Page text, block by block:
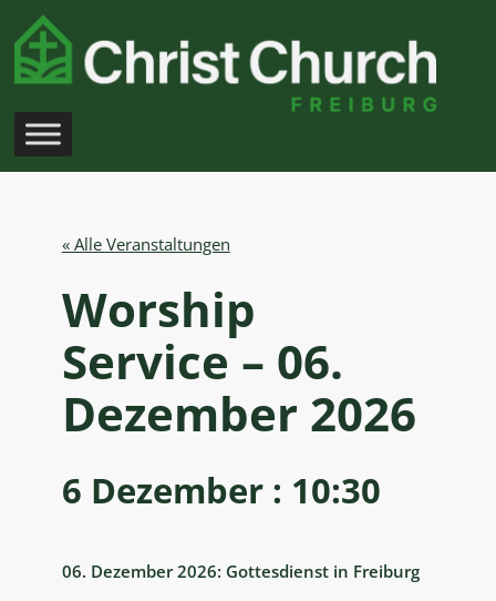
« Alle Veranstaltungen
Worship
Service – 06.
Dezember 2026
6 Dezember : 10:30
06. Dezember 2026: Gottesdienst in Freiburg